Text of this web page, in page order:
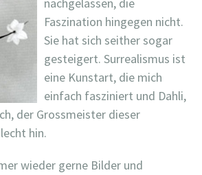
Faszination hingegen nicht.
Sie hat sich seither sogar
gesteigert. Surrealismus ist
eine Kunstart, die mich
einfach fasziniert und Dahli,
der Grossmeister dieser
hin.
wieder gerne Bilder und